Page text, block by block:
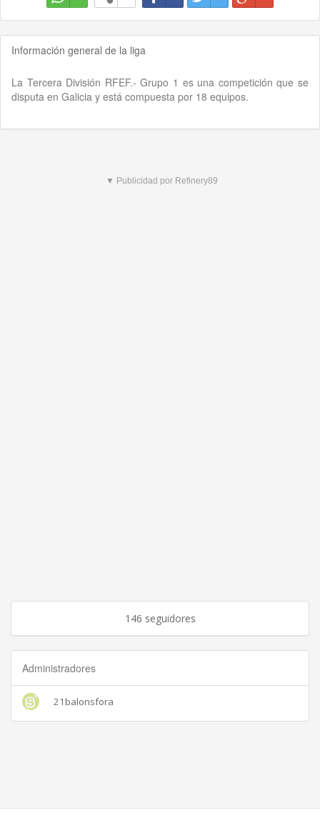
Información general de la liga
La Tercera División RFEF.- Grupo 1 es una competición que se
disputa en Galicia y está compuesta por 18 equipos.
▼ Publicidad por Refinery89
146 seguidores
Administradores
21balonsfora